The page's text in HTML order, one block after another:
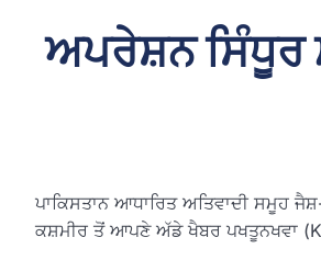
ਅਪਰੇਸ਼ਨ ਸਿੰਧੂਰ
ਪਾਕਿਸਤਾਨ ਆਧਾਰਿਤ ਅਤਿਵਾਦੀ ਸਮੂਹ
ਕਸ਼ਮੀਰ ਤੋਂ ਆਪਣੇ ਅੱਡੇ ਖੈਬਰ ਪਖਤੂਨਖਵਾ